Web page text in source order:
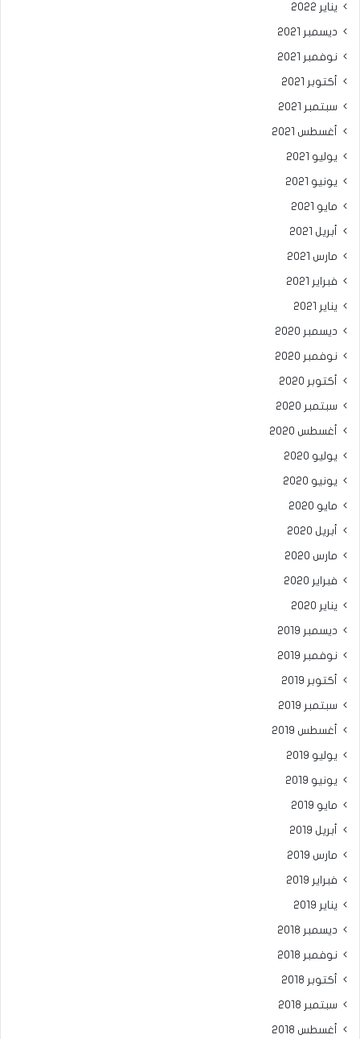
يناير 2022
ديسمبر 2021
نوفمبر 2021
أكتوبر 2021
سبتمبر 2021
أغسطس 2021
يوليو 2021
يونيو 2021
مايو 2021
أبريل 2021
مارس 2021
فبراير 2021
يناير 2021
ديسمبر 2020
نوفمبر 2020
أكتوبر 2020
سبتمبر 2020
أغسطس 2020
يوليو 2020
يونيو 2020
مايو 2020
أبريل 2020
مارس 2020
فبراير 2020
يناير 2020
ديسمبر 2019
نوفمبر 2019
أكتوبر 2019
سبتمبر 2019
أغسطس 2019
يوليو 2019
يونيو 2019
مايو 2019
أبريل 2019
مارس 2019
فبراير 2019
يناير 2019
ديسمبر 2018
نوفمبر 2018
أكتوبر 2018
سبتمبر 2018
أغسطس 2018